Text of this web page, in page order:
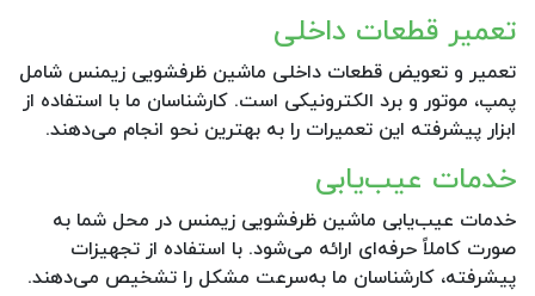
تعمیر قطعات داخلی
تعمیر و تعویض قطعات داخلی ماشین ظرفشویی زیمنس شامل
پمپ، موتور و برد الکترونیکی است. کارشناسان ما با استفاده از
ابزار پیشرفته این تعمیرات را به بهترین نحو انجام می‌دهند.
خدمات عیب‌یابی
خدمات عیب‌یابی ماشین ظرفشویی زیمنس در محل شما به
صورت کاملاً حرفه‌ای ارائه می‌شود. با استفاده از تجهیزات
پیشرفته، کارشناسان ما به‌سرعت مشکل را تشخیص می‌دهند.